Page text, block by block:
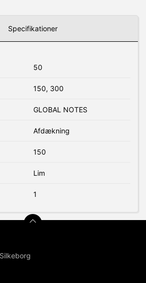
Specifikationer
50
150, 300
GLOBAL NOTES
Afdækning
150
Lim
1